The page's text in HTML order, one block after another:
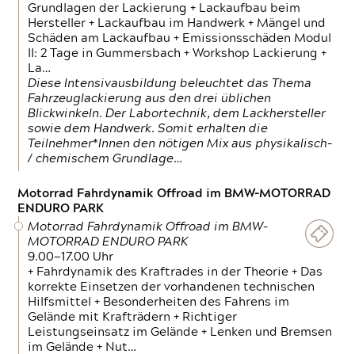
Grundlagen der Lackierung + Lackaufbau beim
Hersteller + Lackaufbau im Handwerk + Mängel und
Schäden am Lackaufbau + Emissionsschäden Modul
II: 2 Tage in Gummersbach + Workshop Lackierung +
La…
Diese Intensivausbildung beleuchtet das Thema
Fahrzeuglackierung aus den drei üblichen
Blickwinkeln. Der Labortechnik, dem Lackhersteller
sowie dem Handwerk. Somit erhalten die
Teilnehmer*Innen den nötigen Mix aus physikalisch-
/ chemischem Grundlage…
Motorrad Fahrdynamik Offroad im BMW-MOTORRAD
ENDURO PARK
Motorrad Fahrdynamik Offroad im BMW-
MOTORRAD ENDURO PARK
9.00—17.00 Uhr
+ Fahrdynamik des Kraftrades in der Theorie + Das
korrekte Einsetzen der vorhandenen technischen
Hilfsmittel + Besonderheiten des Fahrens im
Gelände mit Krafträdern + Richtiger
Leistungseinsatz im Gelände + Lenken und Bremsen
im Gelände + Nut…